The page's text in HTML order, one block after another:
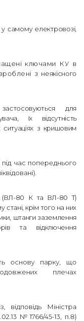
самому електровозі,
ключами КУ в
з неякісного
для
їх відсутність
з кришовим
під час попереднього
(ВЛ-80 К та ВЛ-80 Т)
стані, крім того на них
штанги заземлення
та відключення
основу парку, що
плечах
відповідь Міністра
№1766/45-13, п.8)